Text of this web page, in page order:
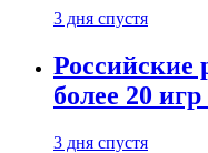
3 дня спустя
Российские
более 20
3 дня спустя